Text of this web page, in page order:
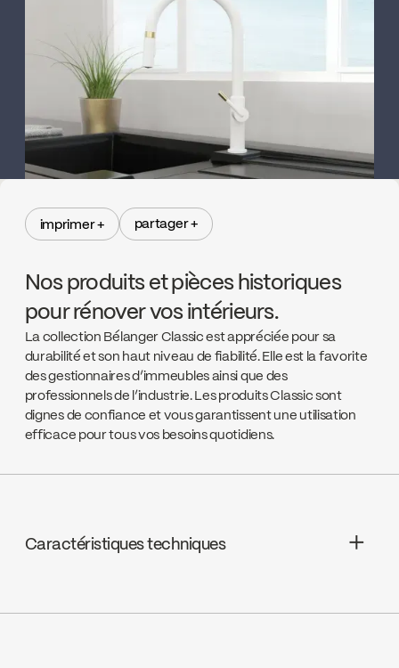
imprimer + partager +
Nos produits et pièces historiques
pour rénover vos intérieurs.
La collection Bélanger Classic est appréciée pour sa
durabilité et son haut niveau de fiabilité. Elle est la favorite
des gestionnaires d’immeubles ainsi que des
professionnels de l’industrie. Les produits Classic sont
dignes de confiance et vous garantissent une utilisation
efficace pour tous vos besoins quotidiens.
Caractéristiques techniques
Garantie à vie limitée